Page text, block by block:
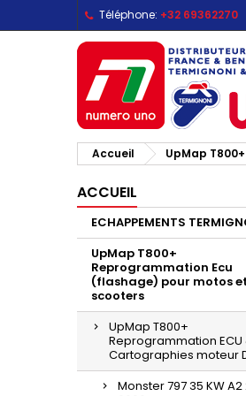
Téléphone: +32 69362270
Accueil UpMap
ACCUEIL
ECHAPPEMENTS
UpMap T800+
Reprogrammation Ecu
(flashage) pour motos et
scooters
UpMap T800+
Reprogrammation ECU
Cartographies moteur
Monster 797 35 KW A2